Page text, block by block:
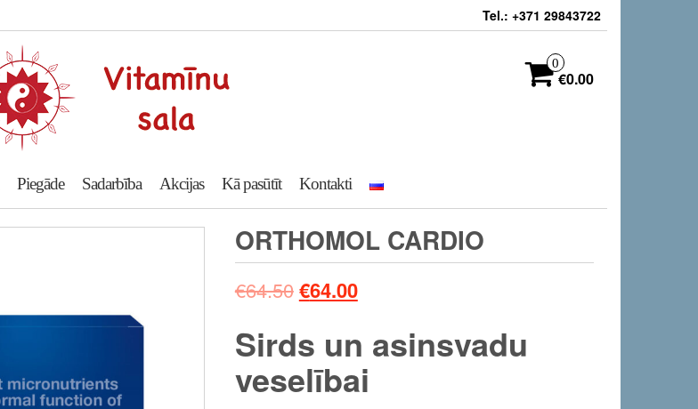
Tel.: +371 29843722
0
€0.00
Piegāde Sadarbība Akcijas Kā pasūtīt Kontakti
ORTHOMOL CARDIO
€64.50€64.00
Sirds un asinsvadu
veselībai